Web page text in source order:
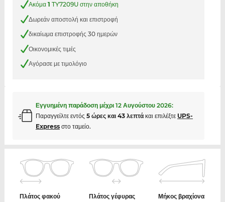
Ακόμα 1 TY7209U στην αποθήκη
Δωρεάν αποστολή και επιστροφή
δικαίωμα επιστροφής 30 ημερών
Οικονομικές τιμές
Αγόρασε με τιμολόγιο
Εγγυημένη παράδοση μέχρι 12 Αυγούστου 2026:
Παραγγείλτε εντός 5 ώρες και 43 λεπτάκαι επιλέξτε UPS-
Expressστο ταμείο.
Πλάτος φακού
Πλάτος γέφυρας
Μήκος βραχίονα